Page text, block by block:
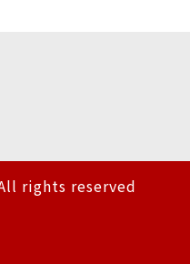
rights reserved